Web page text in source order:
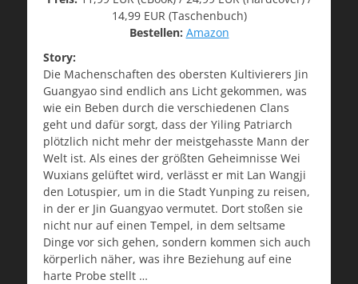
14,99 EUR (Taschenbuch)
Bestellen: Amazon
Story:
Die Machenschaften des obersten Kultivierers Jin
Guangyao sind endlich ans Licht gekommen, was
wie ein Beben durch die verschiedenen Clans
geht und dafür sorgt, dass der Yiling Patriarch
plötzlich nicht mehr der meistgehasste Mann der
Welt ist. Als eines der größten Geheimnisse Wei
Wuxians gelüftet wird, verlässt er mit Lan Wangji
den Lotuspier, um in die Stadt Yunping zu reisen,
in der er Jin Guangyao vermutet. Dort stoßen sie
nicht nur auf einen Tempel, in dem seltsame
Dinge vor sich gehen, sondern kommen sich auch
körperlich näher, was ihre Beziehung auf eine
harte Probe stellt …